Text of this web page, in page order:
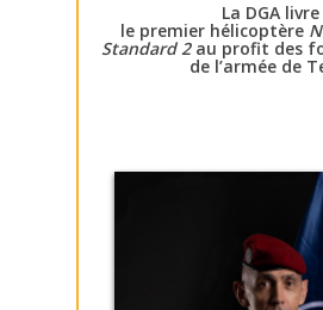
La DGA livre
le premier hélicoptère
Standard 2au profit des
de l’armée de